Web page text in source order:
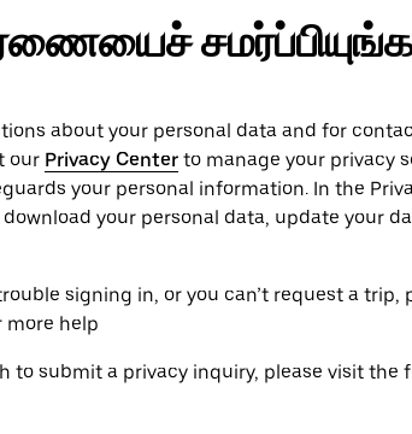
about your personal ‌data and for
our Privacy Center to manage your privacy
your personal information. In the
your personal data, update your
signing in, or you can’t request a trip,
more help
to submit a privacy inquiry, please visit the